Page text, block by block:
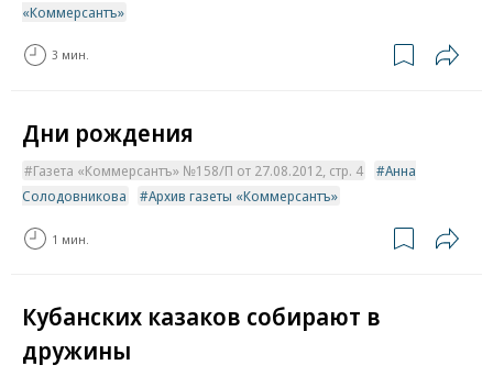
«Коммерсантъ»
3 мин.
Дни рождения
Газета «Коммерсантъ» №158/П от 27.08.2012, стр. 4
Анна
Солодовникова
Архив газеты «Коммерсантъ»
1 мин.
Кубанских казаков собирают в
дружины